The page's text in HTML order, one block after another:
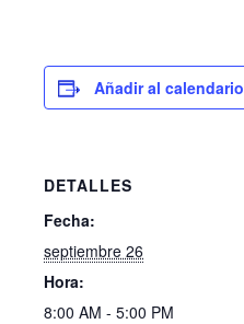
Añadir al calendario
DETALLES
Fecha:
septiembre 26
Hora:
8:00 AM - 5:00 PM